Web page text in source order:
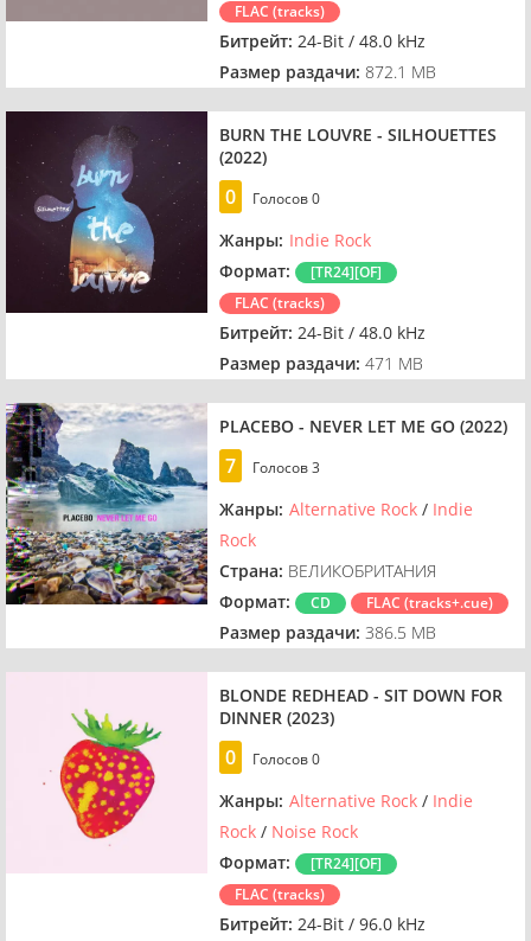
FLAC (tracks)
Битрейт: 24-Bit / 48.0 kHz
Размер раздачи: 872.1 MB
BURN THE LOUVRE - SILHOUETTES
(2022)
0 Голосов0
Жанры: Indie Rock
Формат:
[TR24][OF]
FLAC (tracks)
Битрейт: 24-Bit / 48.0 kHz
Размер раздачи: 471 MB
PLACEBO - NEVER LET ME GO (2022)
7 Голосов3
Жанры: Alternative Rock / Indie
Rock
Страна: ВЕЛИКОБРИТАНИЯ
Формат:
CD FLAC (tracks+.cue)
Размер раздачи: 386.5 MB
BLONDE REDHEAD - SIT DOWN FOR
DINNER (2023)
0 Голосов0
Жанры: Alternative Rock / Indie
Rock / Noise Rock
Формат:
[TR24][OF]
FLAC (tracks)
Битрейт: 24-Bit / 96.0 kHz